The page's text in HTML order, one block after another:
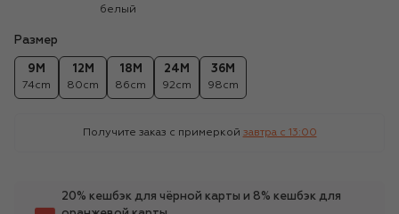
белый
Размер
9M
74cm
12M
80cm
18M
86cm
24M
92cm
36M
98cm
Получите заказ с примеркой завтра c 13:00
20% кешбэк для чёрной карты и 8% кешбэк для